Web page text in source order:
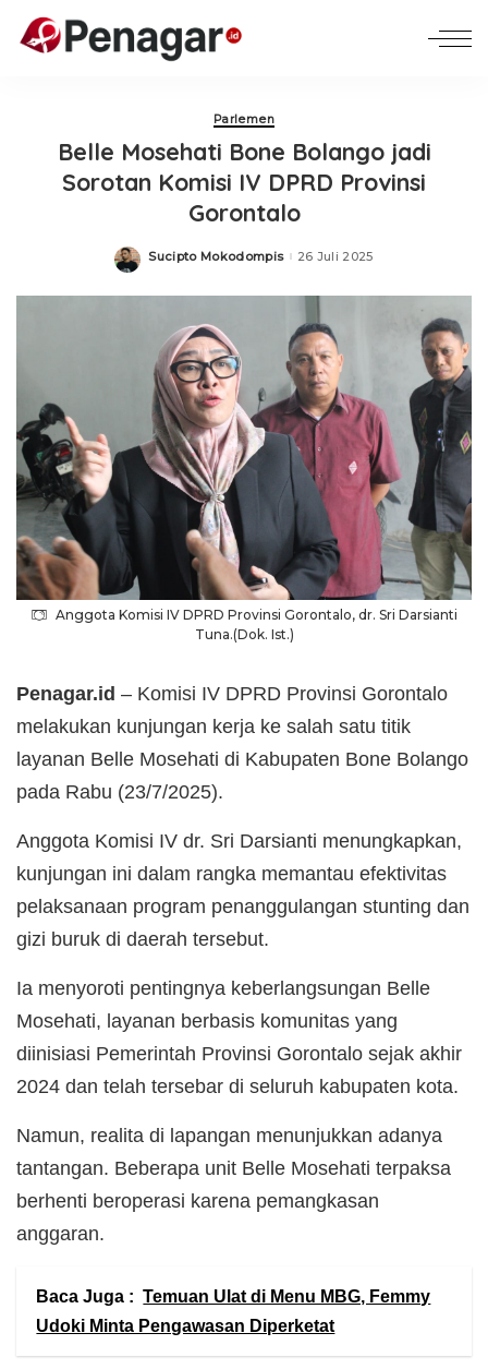
Parlemen
Belle Mosehati Bone Bolango jadi
Sorotan Komisi IV DPRD Provinsi
Gorontalo
Posted
Sucipto Mokodompis 26 Juli 2025
Anggota Komisi IV DPRD Provinsi Gorontalo, dr. Sri Darsianti
Tuna.(Dok. Ist.)
Penagar.id – Komisi IV DPRD Provinsi Gorontalo
melakukan kunjungan kerja ke salah satu titik
layanan Belle Mosehati di Kabupaten Bone Bolango
pada Rabu (23/7/2025).
Anggota Komisi IV dr. Sri Darsianti menungkapkan,
kunjungan ini dalam rangka memantau efektivitas
pelaksanaan program penanggulangan stunting dan
gizi buruk di daerah tersebut.
Ia menyoroti pentingnya keberlangsungan Belle
Mosehati, layanan berbasis komunitas yang
diinisiasi Pemerintah Provinsi Gorontalo sejak akhir
2024 dan telah tersebar di seluruh kabupaten kota.
Namun, realita di lapangan menunjukkan adanya
tantangan. Beberapa unit Belle Mosehati terpaksa
berhenti beroperasi karena pemangkasan
anggaran.
Baca Juga : Temuan Ulat di Menu MBG, Femmy
Udoki Minta Pengawasan Diperketat